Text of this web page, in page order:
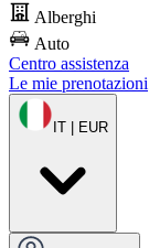
Alberghi
Auto
Centro assistenza
Le mie prenotazioni
IT | EUR